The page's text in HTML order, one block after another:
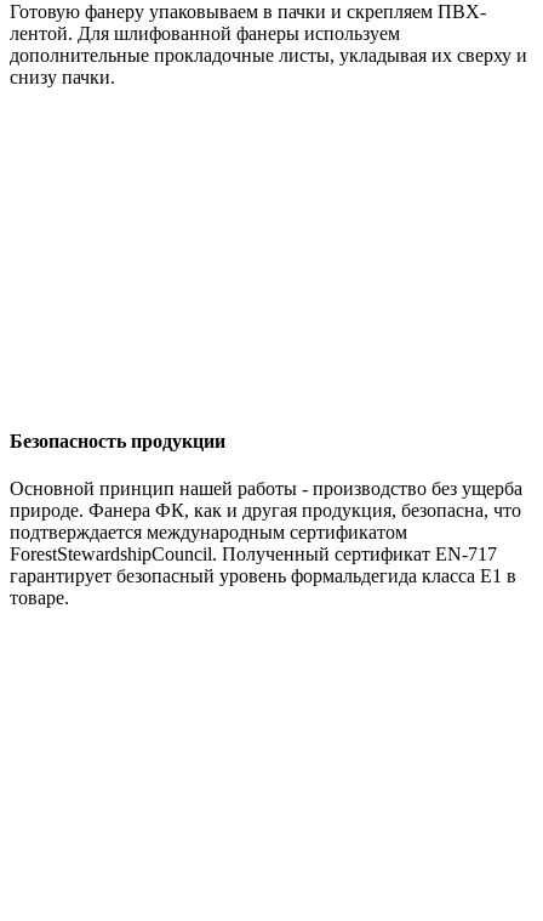
Готовую фанеру упаковываем в пачки и скрепляем ПВХ-
лентой. Для шлифованной фанеры используем
дополнительные прокладочные листы, укладывая их сверху и
снизу пачки.
Безопасность продукции
Основной принцип нашей работы - производство без ущерба
природе. Фанера ФК, как и другая продукция, безопасна, что
подтверждается международным сертификатом
ForestStewardshipCouncil. Полученный сертификат EN-717
гарантирует безопасный уровень формальдегида класса Е1 в
товаре.